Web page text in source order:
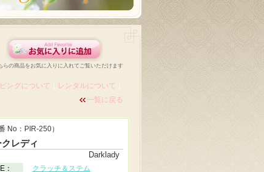
らの商品をお気に入りに入れてご覧いただけます
ングについて レンタルについて
一覧に戻る
番 No：PIR-250）
レディ
Darklady
：
クラッチ＆ステム